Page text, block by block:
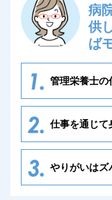
病
供
ば
管理栄養士の
仕事を通じて
やりがいはズ